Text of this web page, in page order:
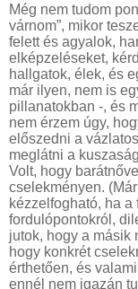
Még nem tudom
várnom”, mikor
felett és agyalok,
elképzeléseket,
hallgatok, élek, és
már ilyen, nem is
pillanatokban -, és
nem érzem úgy,
előszedni a
meglátni a
Volt, hogy
cselekményen.
kézzelfogható, ha
fordulópontokról,
jutok, hogy a másik
hogy konkrét
érthetően, és
ennél nem igazán